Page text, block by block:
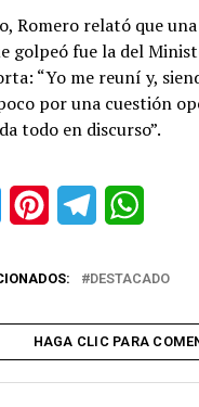
Romero relató que
golpeó fue la del
“Yo me reuní y,
por una cuestión
todo en discurso”.
Twitter PinterestTelegram
DESTACADO
HAGA CLIC PARA